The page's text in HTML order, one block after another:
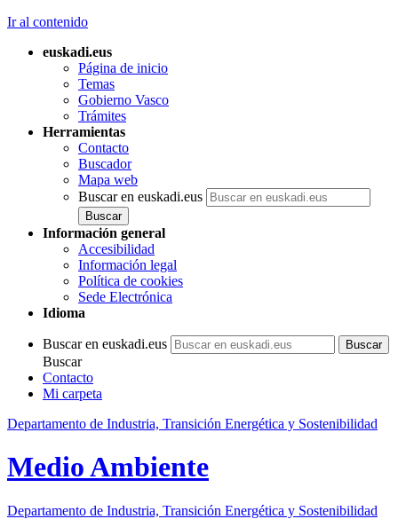
Ir al contenido
euskadi.eus
Página de inicio
Temas
Gobierno Vasco
Trámites
Herramientas
Contacto
Buscador
Mapa web
Buscar en euskadi.eus
Información general
Accesibilidad
Información legal
Política de cookies
Sede Electrónica
Idioma
Buscar en euskadi.eus
Buscar
Contacto
Mi carpeta
Departamento de Industria, Transición Energética y Sostenibilidad
Medio Ambiente
Departamento de Industria, Transición Energética y Sostenibilidad